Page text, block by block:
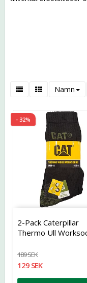
Namn
- 32%
2-Pack Caterpillar
Thermo Ull
189 SEK
129 SEK